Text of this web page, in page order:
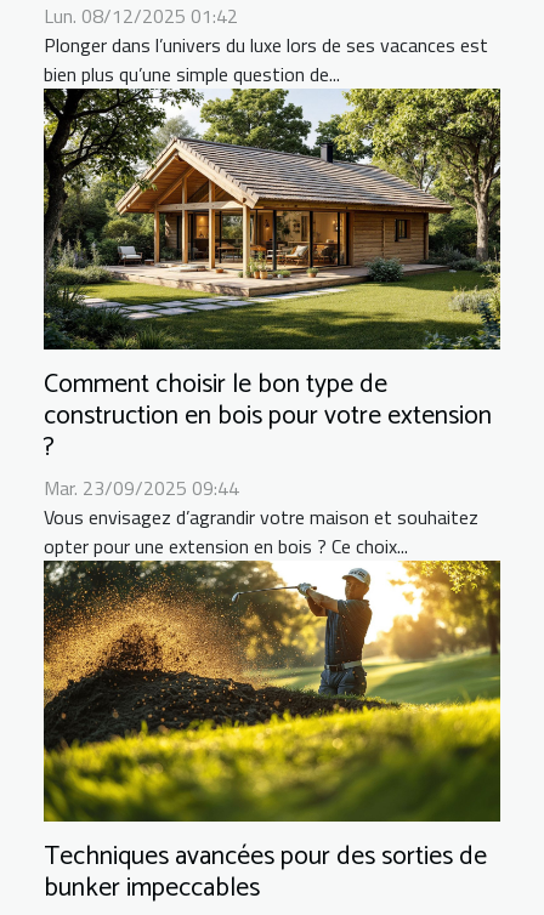
Lun. 08/12/2025 01:42
Plonger dans l’univers du luxe lors de ses vacances est
bien plus qu’une simple question de...
Comment choisir le bon type de
construction en bois pour votre extension
?
Mar. 23/09/2025 09:44
Vous envisagez d’agrandir votre maison et souhaitez
opter pour une extension en bois ? Ce choix...
Techniques avancées pour des sorties de
bunker impeccables